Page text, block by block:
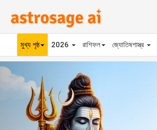
মুখ্য পৃষ্ঠ 2026 রাশিফল জ্যোতিষশাস্ত্র
Previous